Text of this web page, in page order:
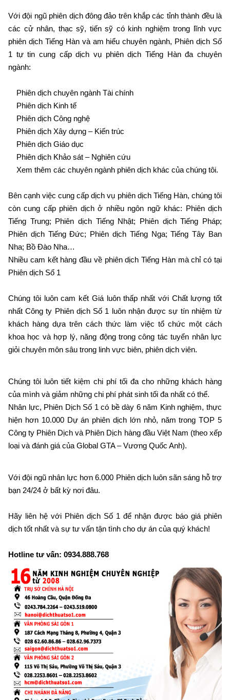
Với đội ngũ phiên dịch đông đảo trên khắp các tỉnh thành đều là
các cử nhân, thạc sỹ, tiến sỹ có kinh nghiệm trong lĩnh vực
phiên dịch Tiếng Hàn và am hiểu chuyên ngành, Phiên dịch Số
1 tự tin cung cấp dịch vụ phiên dịch Tiếng Hàn đa chuyên
ngành:
Phiên dịch chuyên ngành Tài chính
Phiên dịch Kinh tế
Phiên dịch Công nghệ
Phiên dịch Xây dựng – Kiến trúc
Phiên dịch Giáo dục
Phiên dịch Khảo sát – Nghiên cứu
Xem thêm các chuyên ngành phiên dịch khác của chúng tôi.
Bên cạnh việc cung cấp dịch vụ phiên dịch Tiếng Hàn, chúng tôi
còn cung cấp phiên dịch ở nhiều ngôn ngữ khác: Phiên dịch
Tiếng Trung; Phiên dịch Tiếng Nhật; Phiên dịch Tiếng Pháp;
Phiên dịch Tiếng Đức; Phiên dịch Tiếng Nga; Tiếng Tây Ban
Nha; Bồ Đào Nha…
Nhiều cam kết hàng đầu về phiên dịch Tiếng Hàn mà chỉ có tại
Phiên dịch Số 1
Chúng tôi luôn cam kết Giá luôn thấp nhất với Chất lượng tốt
nhất Công ty Phiên dịch Số 1 luôn nhận được sự tín nhiệm từ
khách hàng dựa trên cách thức làm việc tổ chức một cách
khoa học và hợp lý, năng động trong công tác tuyển nhân lực
giỏi chuyên môn sâu trong linh vực biên, phiên dịch viên.
Chúng tôi luôn tiết kiệm chi phí tối đa cho những khách hàng
của mình và giảm những chi phí phát sinh tối đa nhất có thể.
Nhân lực, Phiên Dịch Số 1 có bề dày 6 năm Kinh nghiệm, thực
hiện hơn 10.000 Dự án phiên dịch lớn nhỏ, năm trong TOP 5
Công ty Phiên Dịch và Phiên Dịch hàng đầu Việt Nam (theo xếp
loại và đánh giá của Global GTA – Vương Quốc Anh).
Với đội ngũ nhân lực hơn 6.000 Phiên dịch luôn sãn sáng hỗ trợ
bạn 24/24 ở bất kỳ nơi đâu.
Hãy liên hệ với Phiên dịch Số 1 để nhận được báo giá phiên
dịch tốt nhất và sự tư vấn tận tình cho dự án của quý khách!
Hotline tư vấn: 0934.888.768